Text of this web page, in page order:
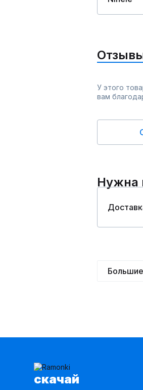
У этого
вам
Нужна
cкачай